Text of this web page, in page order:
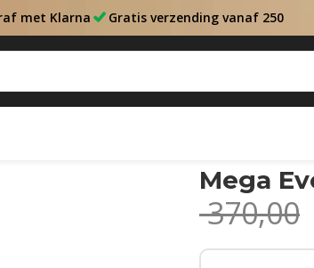
met Klarna Gratis verzending vanaf 250
Mega
370,00